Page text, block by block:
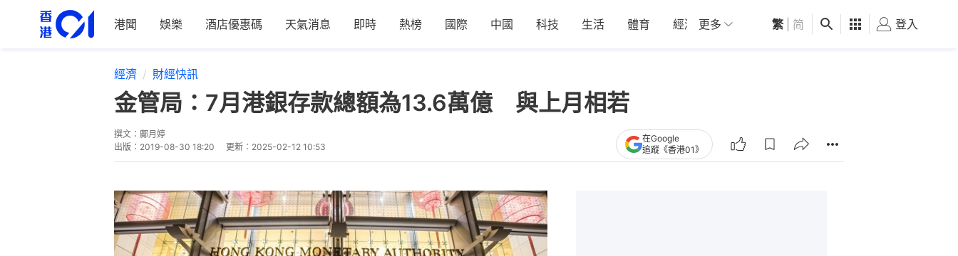
港聞 娛樂 酒店優惠碼 天氣消息 即時 熱榜 國際 中國 科技 生活 體育 經濟 01深圳 觀點 健康 好食玩飛
更多 繁 简 登入
經濟 財經快訊
金管局：7月港銀存款總額為13.6萬億 與上月相若
撰文： 鄺月婷
出版： 2019-08-30 18:20 更新： 2025-02-12 10:53
在Google
追蹤《香港01》